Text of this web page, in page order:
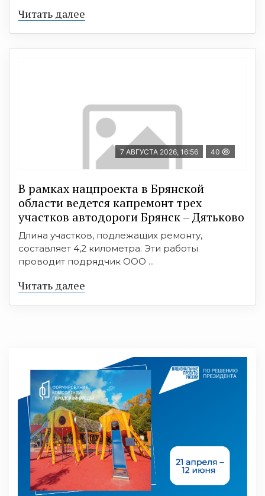
Читать далее
7 АВГУСТА 2026, 16:56 40
В рамках нацпроекта в Брянской
области ведется капремонт трех
участков автодороги Брянск – Дятьково
Длина участков, подлежащих ремонту,
составляет 4,2 километра. Эти работы
проводит подрядчик ООО ...
Читать далее